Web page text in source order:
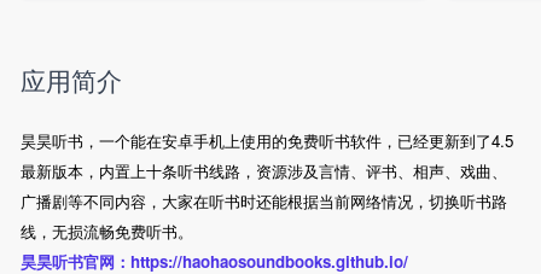
应用简介
昊昊听书，一个能在安卓手机上使用的免费听书软件，已经更新到了4.5
最新版本，内置上十条听书线路，资源涉及言情、评书、相声、戏曲、
广播剧等不同内容，大家在听书时还能根据当前网络情况，切换听书路
线，无损流畅免费听书。
昊昊听书官网：https://haohaosoundbooks.github.io/